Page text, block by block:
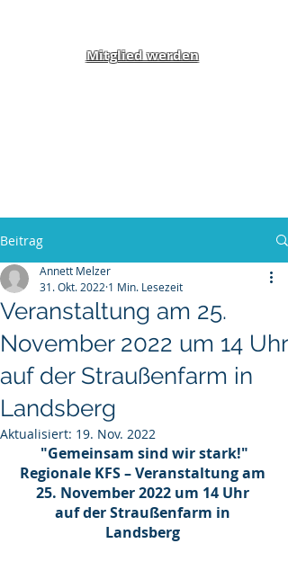
Mitglied werden
Beitrag
Veranstaltung am 25.
November 2022 um 14 Uhr
auf der Straußenfarm in
Landsberg
Annett Melzer
31. Okt. 2022 1 Min. Lesezeit
Aktualisiert: 19. Nov. 2022
"Gemeinsam sind wir stark!"
Regionale KFS – Veranstaltung am
25. November 2022 um 14 Uhr
auf der Straußenfarm in
Landsberg